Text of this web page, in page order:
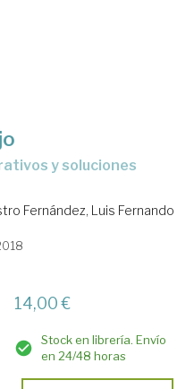
Fernández, Luis Fernando
14,00 €
Stock en librería. Envío
en 24/48 horas